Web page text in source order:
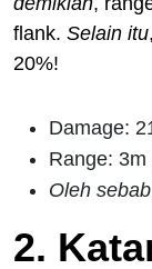
flank. Selain itu
20%!
Damage:
Range:
Oleh
2.